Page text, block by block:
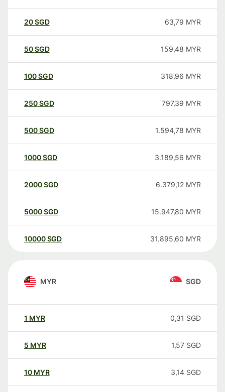
20SGD 63,79 MYR
50SGD 159,48 MYR
100SGD 318,96 MYR
250SGD 797,39 MYR
500SGD 1.594,78 MYR
1000SGD 3.189,56 MYR
2000SGD 6.379,12 MYR
5000SGD 15.947,80 MYR
10000 SGD 31.895,60 MYR
MYR SGD
1 MYR 0,31 SGD
5 MYR 1,57 SGD
10 MYR 3,14 SGD